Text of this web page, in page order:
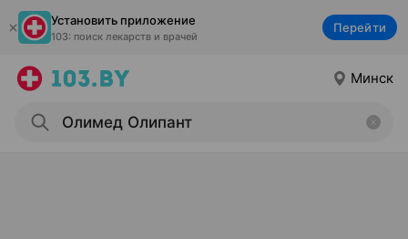
Установить приложение
103: поиск лекарств и врачей
Перейти
Минск